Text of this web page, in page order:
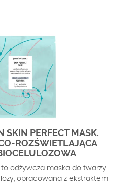
SKIN PERFECT MASK.
ROZŚWIETLAJĄCA
to odżywcza maska do twarzy
opracowana z ekstraktem